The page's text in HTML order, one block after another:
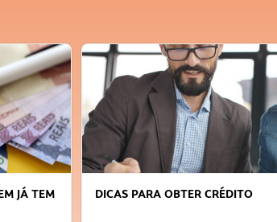
JÁ TEM
DICAS PARA OBTER CRÉDITO